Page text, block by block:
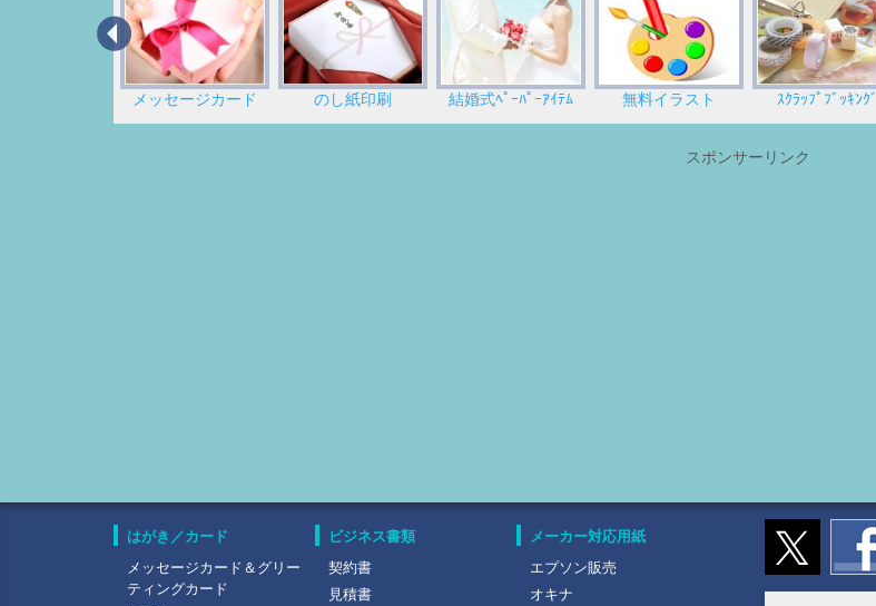
指示
メッセージカード のし紙印刷 結婚式ﾍﾟｰﾊﾟｰｱｲﾃﾑ 無料イラスト ｽｸﾗｯﾌﾟﾌﾞｯｷﾝｸﾞ
スポンサーリンク
はがき／カード
メッセージカード＆グリー
ティングカード
ビジネス書類
契約書
見積書
メーカー対応用紙
エプソン販売
オキナ